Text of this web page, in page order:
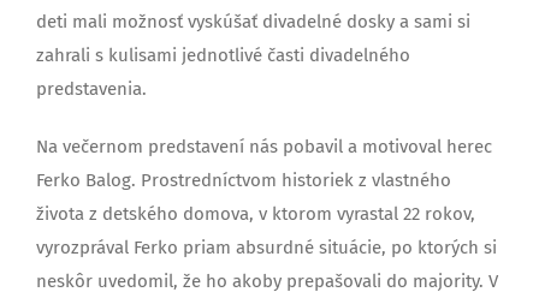
deti mali možnosť vyskúšať divadelné dosky a sami si
zahrali s kulisami jednotlivé časti divadelného
predstavenia.
Na večernom predstavení nás pobavil a motivoval herec
Ferko Balog. Prostredníctvom historiek z vlastného
života z detského domova, v ktorom vyrastal 22 rokov,
vyrozprával Ferko priam absurdné situácie, po ktorých si
neskôr uvedomil, že ho akoby prepašovali do majority. V